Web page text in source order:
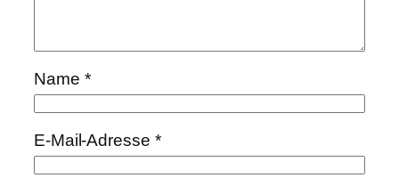
Name *
E-Mail-Adresse *